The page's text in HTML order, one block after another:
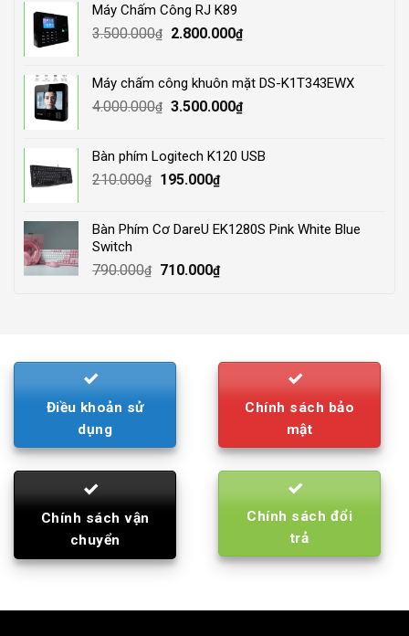
1.500.000₫.
Máy Chấm Công RJ K89
3.500.000₫
Original
3.500.000₫.
2.800.000₫Current
2.800.000₫.
Máy chấm công khuôn mặt DS-K1T343EWX
4.000.000₫ Original
4.000.000₫.
3.500.000₫Current
3.500.000₫.
Bàn phím Logitech K120 USB
210.000₫
Original
210.000₫.
195.000₫Current
195.000₫.
Bàn Phím Cơ DareU EK1280S Pink White Blue
Switch
790.000₫
Original
710.000₫Current
Điều khoản sử
dụng
Chính sách bảo
mật
Chính sách vận
chuyển
Chính sách đổi
trả